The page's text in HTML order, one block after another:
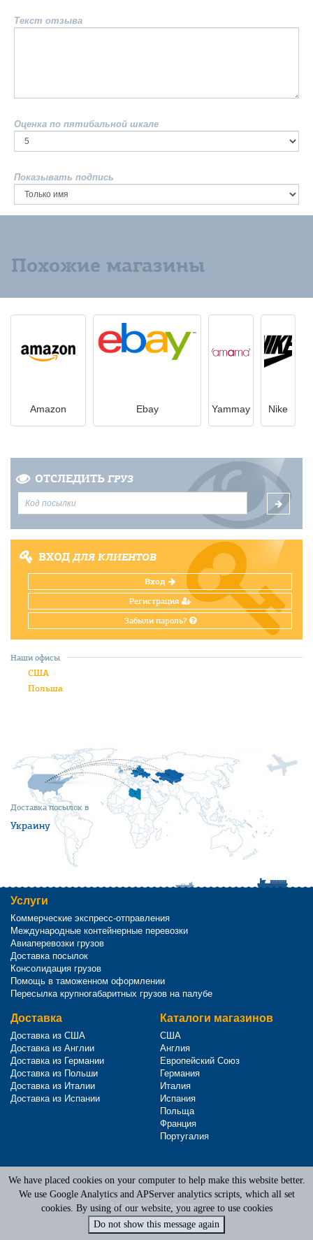
Текст отзыва
Оценка по пятибальной шкале
Показывать подпись
Похожие магазины
Amazon Ebay Yammay Nike
ОТСЛЕДИТЬ ГРУЗ
ВХОДДЛЯ КЛИЕНТОВ
Вход
Регистрация
Забыли пароль?
Доставка посылок в
Украину
Наши офисы
США
Польша
Услуги
Коммерческие экспресс-отправления
Международные контейнерные перевозки
Авиаперевозки грузов
Доставка посылок
Консолидация грузов
Помощь в таможенном оформлении
Пересылка крупногабаритных грузов на палубе
Доставка
Доставка из США
Доставка из Англии
Доставка из Германии
Доставка из Польши
Доставка из Италии
Доставка из Испании
Каталоги магазинов
США
Англия
Европейский Союз
Германия
Италия
Испания
Польща
Франция
Португалия
Terms of Service
Privacy Policy
Адреса наших офисов
We have placed cookies on your computer to help make this website better.
We use Google Analytics and APServer analytics scripts, which all set
cookies. By using of our website, you agree to use cookies
Do not show this message again